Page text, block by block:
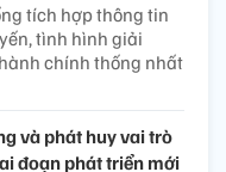
tích hợp thông tin
tình hình giải
chính thống nhất
và phát huy vai trò
đoạn phát triển mới